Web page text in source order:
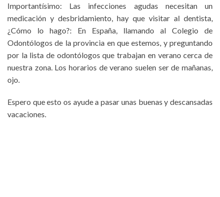
Importantísimo: Las infecciones agudas necesitan un
medicación y desbridamiento, hay que visitar al dentista,
¿Cómo lo hago?: En España, llamando al Colegio de
Odontólogos de la provincia en que estemos, y preguntando
por la lista de odontólogos que trabajan en verano cerca de
nuestra zona. Los horarios de verano suelen ser de mañanas,
ojo.
Espero que esto os ayude a pasar unas buenas y descansadas
vacaciones.